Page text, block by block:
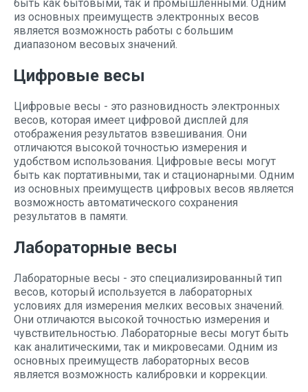
быть как бытовыми, так и промышленными. Одним
из основных преимуществ электронных весов
является возможность работы с большим
диапазоном весовых значений.
Цифровые весы
Цифровые весы - это разновидность электронных
весов, которая имеет цифровой дисплей для
отображения результатов взвешивания. Они
отличаются высокой точностью измерения и
удобством использования. Цифровые весы могут
быть как портативными, так и стационарными. Одним
из основных преимуществ цифровых весов является
возможность автоматического сохранения
результатов в памяти.
Лабораторные весы
Лабораторные весы - это специализированный тип
весов, который используется в лабораторных
условиях для измерения мелких весовых значений.
Они отличаются высокой точностью измерения и
чувствительностью. Лабораторные весы могут быть
как аналитическими, так и микровесами. Одним из
основных преимуществ лабораторных весов
является возможность калибровки и коррекции.